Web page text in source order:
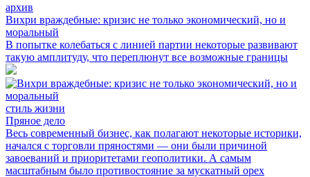
архив
Вихри враждебные: кризис не только экономический, но и
моральный
В попытке колебаться с линией партии некоторые развивают
такую амплитуду, что переплюнут все возможные границы
стиль жизни
Пряное дело
Весь современный бизнес, как полагают некоторые историки,
начался с торговли пряностями — они были причиной
завоеваний и приоритетами геополитики. А самым
масштабным было противостояние за мускатный орех